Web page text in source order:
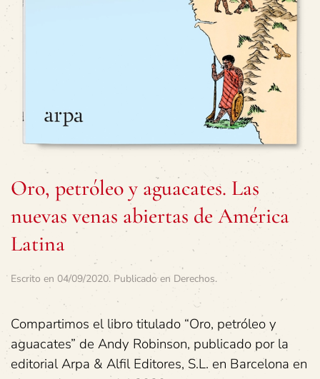
Oro, petróleo y aguacates. Las
nuevas venas abiertas de América
Latina
Escrito en 04/09/2020. Publicado en Derechos.
Compartimos el libro titulado “Oro, petróleo y
aguacates” de Andy Robinson, publicado por la
editorial Arpa & Alfil Editores, S.L. en Barcelona en